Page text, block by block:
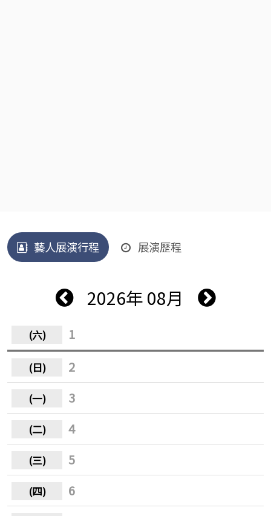
藝人展演行程 展演歷程
2026年 08月
1
2
3
4
5
6